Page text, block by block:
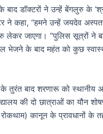
बाद डॉक्टरों ने उन्हें बेंगलुरु के
ने कहा, ‘‘हमने उन्हें जयदेव
जाएगा। ”पुलिस सूत्रों ने
भेजने के बाद महंत को कुछ
के तुरंत बाद शरणारू को
की दो छात्राओं का यौन
कानून के प्रावधानों के